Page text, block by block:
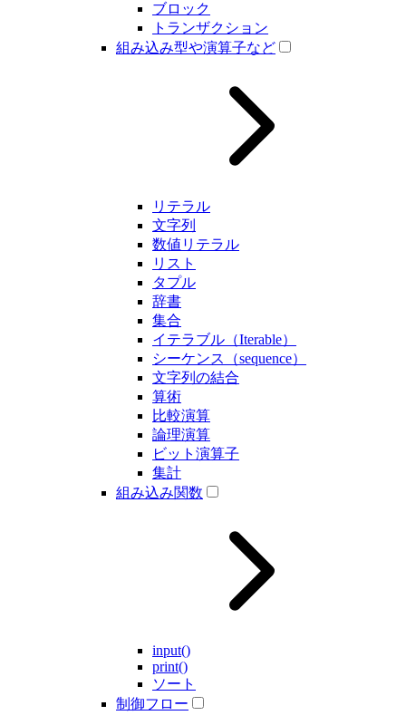
ブロック
トランザクション
組み込み型や演算子など
リテラル
文字列
数値リテラル
リスト
タプル
辞書
集合
イテラブル（Iterable）
シーケンス（sequence）
文字列の結合
算術
比較演算
論理演算
ビット演算子
集計
組み込み関数
input()
print()
ソート
制御フロー